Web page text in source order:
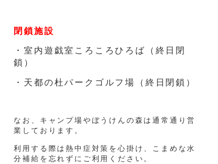
閉鎖施設
・室内遊戯室ころころひろば（終日閉
鎖）
・天都の杜パークゴルフ場（終日閉鎖）
なお、キャンプ場やぼうけんの森は通常通り営
業しております。
利用する際は熱中症対策を心掛け、こまめな水
分補給を忘れずにご利用ください。